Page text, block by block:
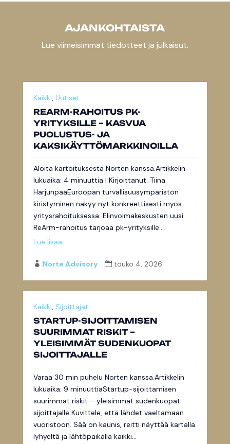
AJANKOHTAISTA
Lue viimeisimmät tiedotteet ja julkaisut.
Kaikki, Uutiset
REARM-RAHOITUS PK-
YRITYKSILLE – KASVUA
PUOLUSTUS- JA
KAKSIKÄYTTÖMARKKINOILLA
Aloita kartoituksesta Norten kanssa.Artikkelin
lukuaika: 4 minuuttia | Kirjoittanut: Tiina
HarjunpääEuroopan turvallisuusympäristön
kiristyminen näkyy nyt konkreettisesti myös
yritysrahoituksessa. Elinvoimakeskusten uusi
ReArm-rahoitus tarjoaa pk-yrityksille...
Lue lisää
 Norte Advisory  touko 4, 2026
Kaikki, Sijoittajat
STARTUP-SIJOITTAMISEN
SUURIMMAT RISKIT –
YLEISIMMÄT SUDENKUOPAT
SIJOITTAJALLE
Varaa 30 min puhelu Norten kanssa.Artikkelin
lukuaika: 9 minuuttiaStartup-sijoittamisen
suurimmat riskit – yleisimmät sudenkuopat
sijoittajalle Kuvittele, että lähdet vaeltamaan
vuoristoon. Sää on kaunis, reitti näyttää kartalla
lyhyeltä ja lähtöpaikalla kaikki...